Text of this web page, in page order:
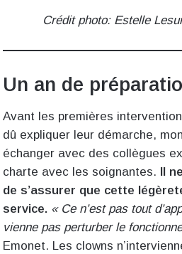
Crédit photo: Estelle
Un an de
Avant les premières
dû expliquer leur démarche,
échanger avec des collègues
charte avec les soignantes. Il
de s’assurer que cette
service. « Ce n’est pas tout
vienne pas perturber le
Emonet. Les clowns